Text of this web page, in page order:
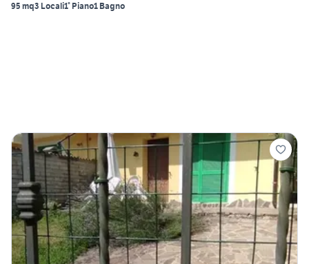
95 mq3 Locali1° Piano1 Bagno